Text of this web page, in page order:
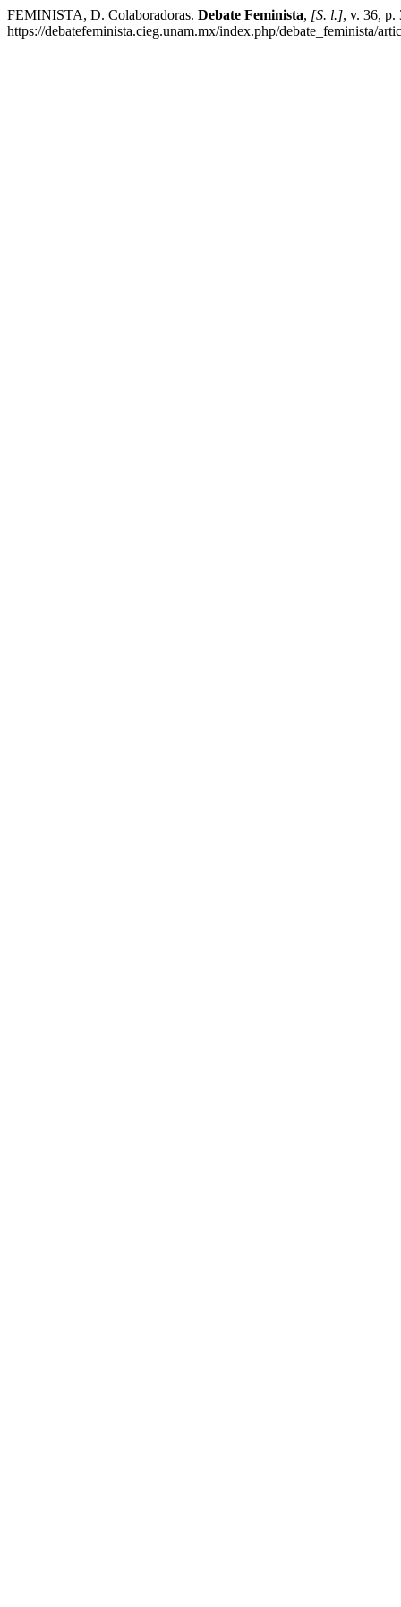
FEMINISTA, D. Colaboradoras. Debate Feminista, [S. l.], v. 36, p.
https://debatefeminista.cieg.unam.mx/index.php/debate_feminista/